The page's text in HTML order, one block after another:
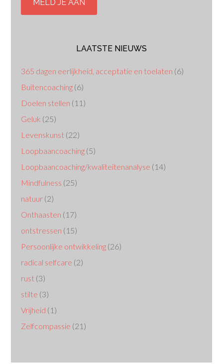
LAATSTE NIEUWS
365 dagen eerlijkheid, acceptatie en toelaten (6)
Buitencoaching (6)
Doelen stellen (11)
Geluk (25)
Levenskunst (22)
Loopbaancoaching (5)
Loopbaancoaching/kwaliteitenanalyse (14)
Mindfulness (25)
natuur (2)
Onthaasten (17)
ontstressen (15)
Persoonlijke ontwikkeling (26)
radical selfcare (2)
rust (3)
stilte (3)
Vrijheid (1)
Zelfcompassie (21)